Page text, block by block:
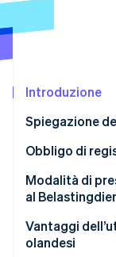
Radar
Costituzione di
Rimozione del
Identity
Introduzione
Spiegazione
Obbligo di
Modalità di
al
Accedi al
Vantaggi
olandesi